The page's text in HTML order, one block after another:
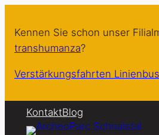
Inhalt
springen
Kennen Sie schon unser
transhumanza?
Verstärkungsfahrten
KontaktBlog